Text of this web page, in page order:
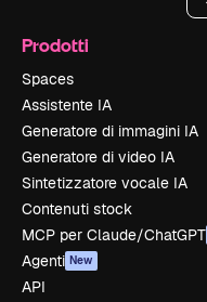
Prodotti
Spaces
Assistente IA
Generatore di immagini IA
Generatore di video IA
Sintetizzatore vocale IA
Contenuti stock
MCP per Claude/ChatGPT
Agenti New
API